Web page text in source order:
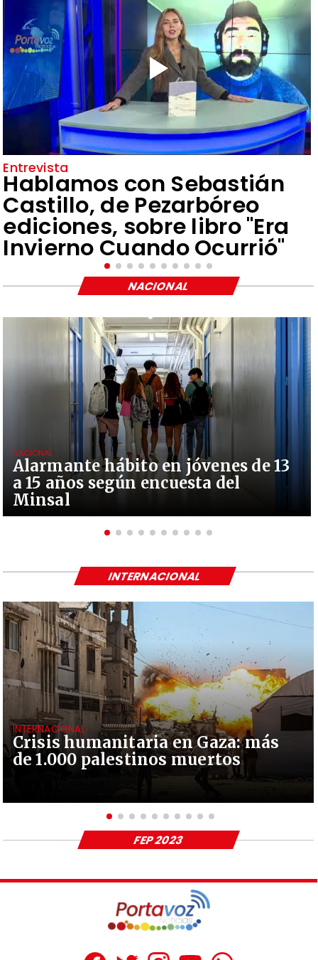
Entrevista
Hablamos con Sebastián
Castillo, de Pezarbóreo
ediciones, sobre libro "Era
Invierno Cuando Ocurrió"
Alarmante hábito en jóvenes de 13
a 15 años según encuesta del
Minsal
NACIONAL
NACIONAL
Crisis humanitaria en Gaza: más
de 1.000 palestinos muertos
INTERNACIONAL
INTERNACIONAL
FEP 2023